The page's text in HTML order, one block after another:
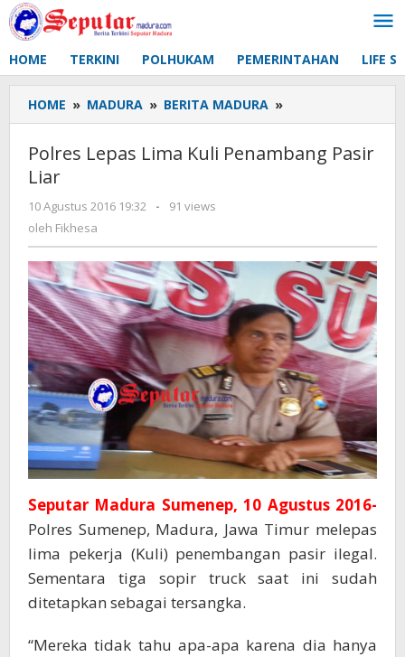
Lewati
ke
HOME TERKINI POLHUKAM PEMERINTAHAN LIFE
HOME » MADURA » BERITA MADURA »
Lepas
Lima
Kuli
Polres Lepas Lima Kuli Penambang Pasir
Liar
10 Agustus 2016 19:32
oleh
-
91 views
oleh Fikhesa
Seputar Madura Sumenep, 10 Agustus 2016-
Polres Sumenep, Madura, Jawa Timur melepas
lima pekerja (Kuli) penembangan pasir ilegal.
Sementara tiga sopir truck saat ini sudah
ditetapkan sebagai tersangka.
“Mereka tidak tahu apa-apa karena dia hanya